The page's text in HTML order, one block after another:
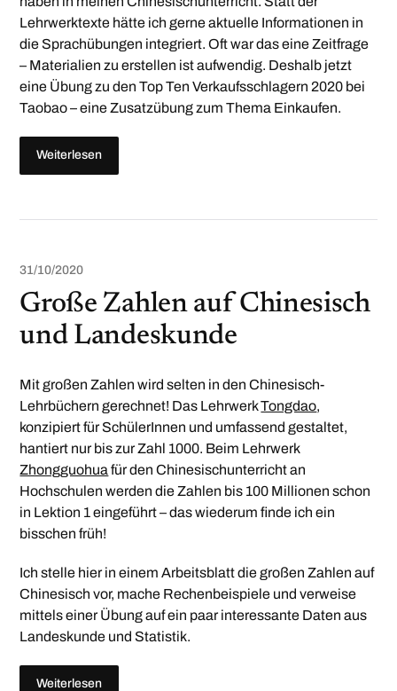
Lehrwerktexte hätte ich gerne aktuelle Informationen in
die Sprachübungen integriert. Oft war das eine Zeitfrage
– Materialien zu erstellen ist aufwendig. Deshalb jetzt
eine Übung zu den Top Ten Verkaufsschlagern 2020 bei
Taobao – eine Zusatzübung zum Thema Einkaufen.
Weiterlesen
31/10/2020
Große Zahlen auf Chinesisch
und Landeskunde
Mit großen Zahlen wird selten in den Chinesisch-
Lehrbüchern gerechnet! Das LehrwerkTongdao,
konzipiert für SchülerInnen und umfassend gestaltet,
hantiert nur bis zur Zahl 1000. Beim Lehrwerk
Zhongguohua für den Chinesischunterricht an
Hochschulen werden die Zahlen bis 100 Millionen schon
in Lektion 1 eingeführt – das wiederum finde ich ein
bisschen früh!
Ich stelle hier in einem Arbeitsblatt die großen Zahlen auf
Chinesisch vor, mache Rechenbeispiele und verweise
mittels einer Übung auf ein paar interessante Daten aus
Landeskunde und Statistik.
Weiterlesen